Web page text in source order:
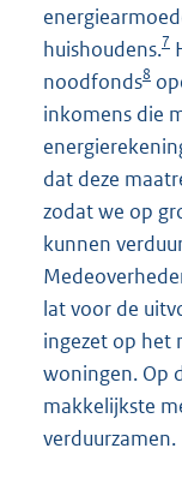
huishoudens.7
noodfonds8
inkomens die
dat deze
zodat we op
kunnen
lat voor de
ingezet op het
woningen. Op
makkelijkste
verduurzamen.